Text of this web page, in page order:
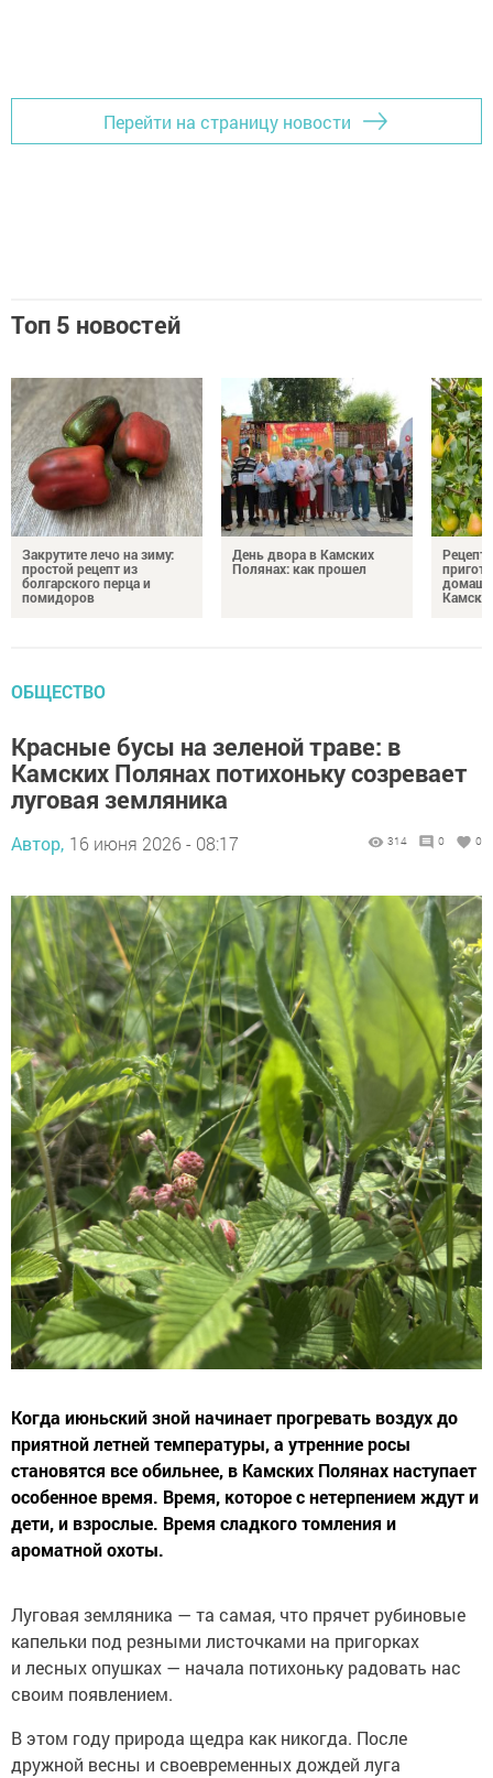
Перейти на страницу новости
Топ 5 новостей
Закрутите лечо на зиму:
простой рецепт из
болгарского перца и
помидоров
День двора в Камских
Полянах: как прошел
ОБЩЕСТВО
Красные бусы на зеленой траве: в
Камских Полянах потихоньку созревает
луговая земляника
Автор, 16 июня 2026 - 08:17 314 0 0
Когда июньский зной начинает прогревать воздух до
приятной летней температуры, а утренние росы
становятся все обильнее, в Камских Полянах наступает
особенное время. Время, которое с нетерпением ждут и
дети, и взрослые. Время сладкого томления и
ароматной охоты.
Луговая земляника — та самая, что прячет рубиновые
капельки под резными листочками на пригорках
и лесных опушках — начала потихоньку радовать нас
своим появлением.
В этом году природа щедра как никогда. После
дружной весны и своевременных дождей луга